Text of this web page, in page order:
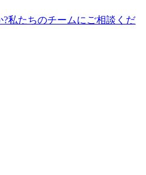
私たちのチームにご相談くだ